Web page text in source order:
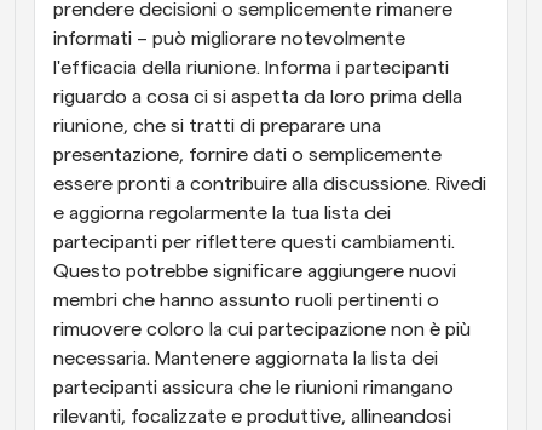
prendere decisioni o semplicemente rimanere
informati – può migliorare notevolmente
l'efficacia della riunione. Informa i partecipanti
riguardo a cosa ci si aspetta da loro prima della
riunione, che si tratti di preparare una
presentazione, fornire dati o semplicemente
essere pronti a contribuire alla discussione. Rivedi
e aggiorna regolarmente la tua lista dei
partecipanti per riflettere questi cambiamenti.
Questo potrebbe significare aggiungere nuovi
membri che hanno assunto ruoli pertinenti o
rimuovere coloro la cui partecipazione non è più
necessaria. Mantenere aggiornata la lista dei
partecipanti assicura che le riunioni rimangano
rilevanti, focalizzate e produttive, allineandosi